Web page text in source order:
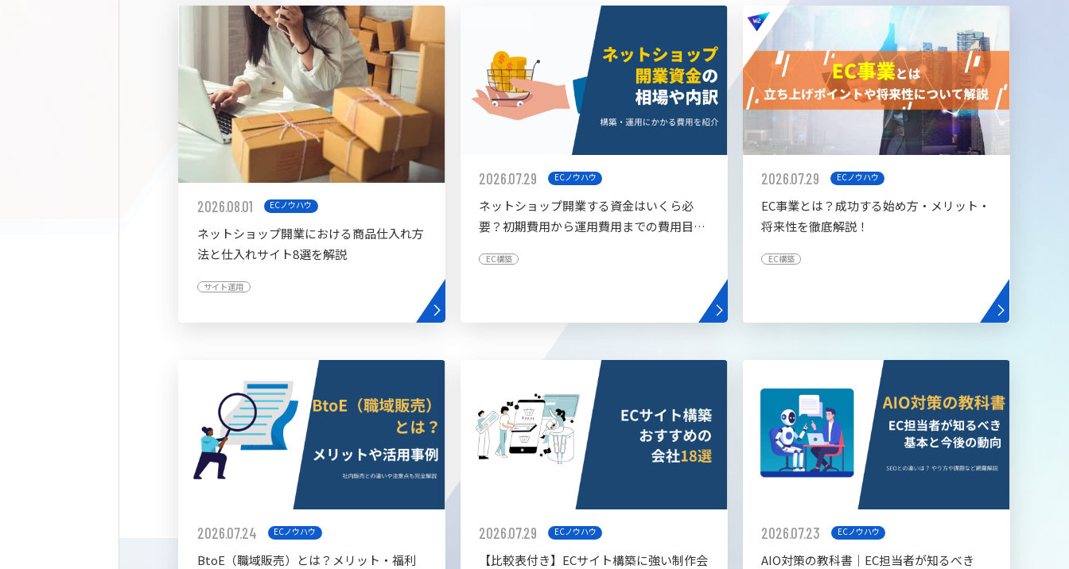
2026.08.01 ECノウハウ
ネットショップ開業における商品仕入れ方
法と仕入れサイト8選を解説
サイト運用
2026.07.29 ECノウハウ
ネットショップ開業する資金はいくら必
要？初期費用から運用費用までの費用目安
EC構築
2026.07.29 ECノウハウ
EC事業とは？成功する始め方・メリット・
将来性を徹底解説！
EC構築
2026.07.24 ECノウハウ
BtoE（職域販売）とは？メリット・福利
2026.07.29 ECノウハウ
【比較表付き】ECサイト構築に強い制作会
2026.07.23 ECノウハウ
AIO対策の教科書│EC担当者が知るべき